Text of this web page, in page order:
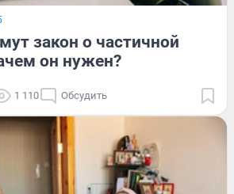
закон о частичной
он нужен?
1 110 Обсудить